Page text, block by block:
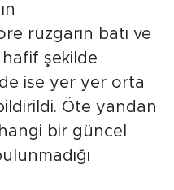
rüzgarın batı ve
şekilde
ise yer yer orta
Öte yandan
bir güncel